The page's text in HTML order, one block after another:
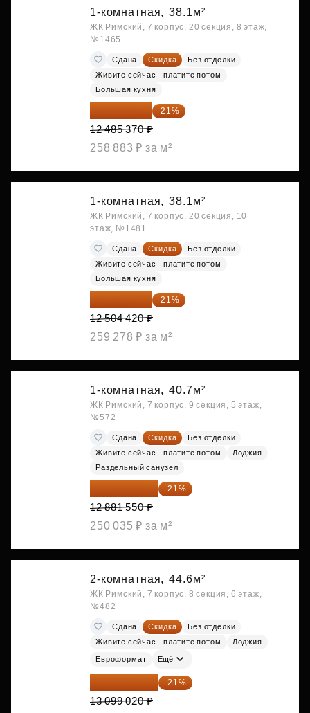
1-комнатная, 38.1м²
ЖК Римский, 7 корпус, 20 секция, 8 этаж,
№1465
Сдана Скидка
Без отделки
Живите сейчас - платите потом
Большая кухня
-21%
12 485 370 ₽
258 883 ₽ за м²
1-комнатная, 38.1м²
ЖК Римский, 7 корпус, 20 секция, 10
этаж, №1481
Сдана Скидка
Без отделки
Живите сейчас - платите потом
Большая кухня
-21%
12 504 420 ₽
259 278 ₽ за м²
1-комнатная, 40.7м²
ЖК Римский, 7 корпус, 9 секция, 5 этаж,
№572
Сдана Скидка
Без отделки
Живите сейчас - платите потом
Лоджия
Раздельный санузел
10 176 425 ₽ -21%
12 881 550 ₽
250 035 ₽ за м²
2-комнатная, 44.6м²
ЖК Римский, 7 корпус, 8 секция, 6 этаж,
№482
Сдана Скидка
Без отделки
Живите сейчас - платите потом
Лоджия
Евроформат Ещё
10 348 226 ₽ -21%
13 099 020 ₽